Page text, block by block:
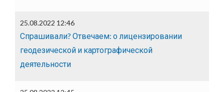
25.08.2022 12:46
Спрашивали? Отвечаем: о лицензировании
геодезической и картографической
деятельности